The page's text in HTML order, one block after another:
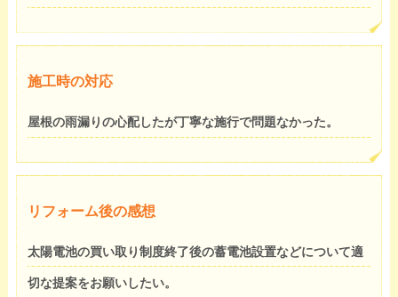
施工時の対応
屋根の雨漏りの心配したが丁寧な施行で問題なかった。
リフォーム後の感想
太陽電池の買い取り制度終了後の蓄電池設置などについて適
切な提案をお願いしたい。